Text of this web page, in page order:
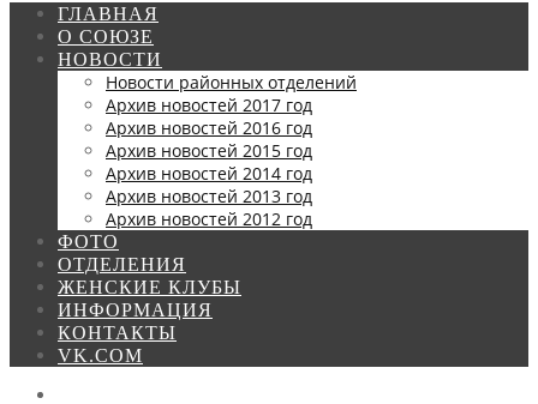
ГЛАВНАЯ
О СОЮЗЕ
НОВОСТИ
Новости районных отделений
Архив новостей 2017 год
Архив новостей 2016 год
Архив новостей 2015 год
Архив новостей 2014 год
Архив новостей 2013 год
Архив новостей 2012 год
ФОТО
ОТДЕЛЕНИЯ
ЖЕНСКИЕ КЛУБЫ
ИНФОРМАЦИЯ
КОНТАКТЫ
VK.COM